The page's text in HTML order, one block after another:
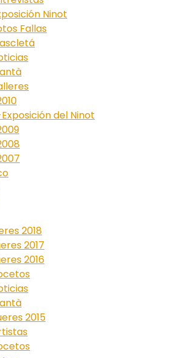
Ninot
Fallas
del Ninot
2018
2017
2016
2015